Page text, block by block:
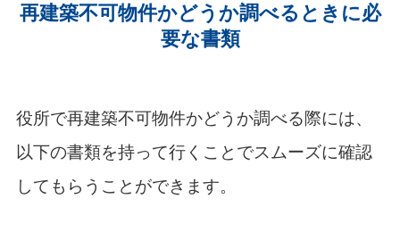
再建築不可物件かどうか調べるときに必
要な書類
役所で再建築不可物件かどうか調べる際には、
以下の書類を持って行くことでスムーズに確認
してもらうことができます。